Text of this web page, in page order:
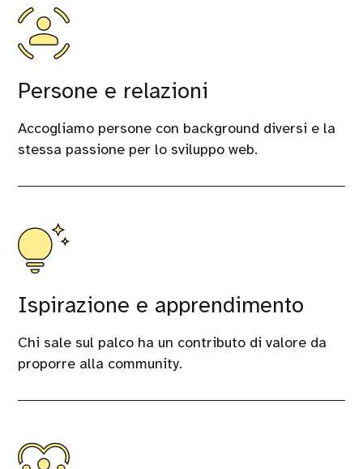
Persone e relazioni
Accogliamo persone con background diversi e la
stessa passione per lo sviluppo web.
Ispirazione e apprendimento
Chi sale sul palco ha un contributo di valore da
proporre alla community.